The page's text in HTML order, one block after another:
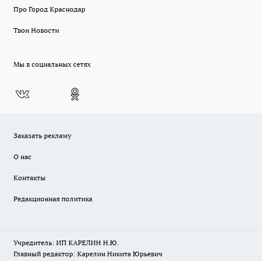
Про Город Краснодар
Твои Новости
Мы в социальных сетях
Заказать рекламу
О нас
Контакты
Редакционная политика
Учредитель: ИП КАРЕЛИН Н.Ю.
Главный редактор: Карелин Никита Юрьевич